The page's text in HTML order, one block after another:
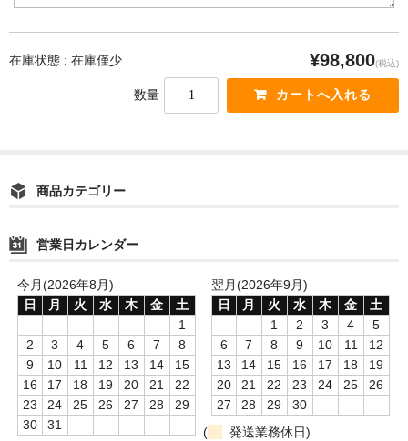
在庫状態 : 在庫僅少 ¥98,800(税込)
数量
商品カテゴリー
営業日カレンダー
今月(2026年8月)
日
月 火 水 木 金
土
1
2
3 4 5 6 7
8
9
10 11 12 13 14
15
16
17 18 19 20 21
22
23
24 25 26 27 28
29
30
31
翌月(2026年9月)
日
月 火 水 木 金
土
1
2 3 4
5
6
7 8 9 10 11
12
13
14 15 16 17 18
19
20
21 22 23 24 25
26
27
28 29
30
(
発送業務休日)